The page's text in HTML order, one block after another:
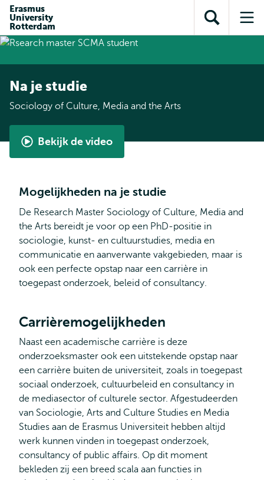
inhoud
Direct naar
subnavigatie
Erasmus
University
Rotterdam
Toon
zoekveld
Na je studie
Sociology of Culture, Media and the Arts
Bekijk de video
Sociology
Media
and
the
Arts
by
Alba
Mogelijkheden na je studie
De Research Master Sociology of Culture, Media and
the Arts bereidt je voor op een PhD-positie in
sociologie, kunst- en cultuurstudies, media en
communicatie en aanverwante vakgebieden, maar is
ook een perfecte opstap naar een carrière in
toegepast onderzoek, beleid of consultancy.
Carrièremogelijkheden
Naast een academische carrière is deze
onderzoeksmaster ook een uitstekende opstap naar
een carrière buiten de universiteit, zoals in toegepast
sociaal onderzoek, cultuurbeleid en consultancy in
de mediasector of culturele sector. Afgestudeerden
van Sociologie, Arts and Culture Studies en Media
Studies aan de Erasmus Universiteit hebben altijd
werk kunnen vinden in toegepast onderzoek,
consultancy of public affairs. Op dit moment
bekleden zij een breed scala aan functies in